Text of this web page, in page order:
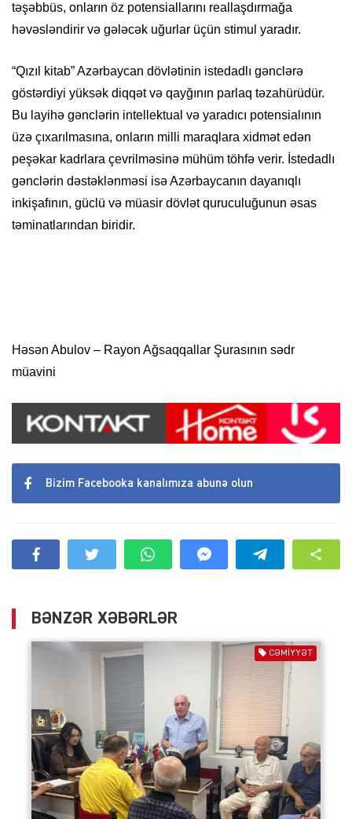
təşəbbüs, onların öz potensiallarını reallaşdırmağa
həvəsləndirir və gələcək uğurlar üçün stimul yaradır.
“Qızıl kitab” Azərbaycan dövlətinin istedadlı gənclərə
göstərdiyi yüksək diqqət və qayğının parlaq təzahürüdür.
Bu layihə gənclərin intellektual və yaradıcı potensialının
üzə çıxarılmasına, onların milli maraqlara xidmət edən
peşəkar kadrlara çevrilməsinə mühüm töhfə verir. İstedadlı
gənclərin dəstəklənməsi isə Azərbaycanın dayanıqlı
inkişafının, güclü və müasir dövlət quruculuğunun əsas
təminatlarından biridir.
Həsən Abulov – Rayon Ağsaqqallar Şurasının sədr
müavini
Bizim Facebooka kanalımıza abunə olun
BƏNZƏR XƏBƏRLƏR
CƏMIYYƏT